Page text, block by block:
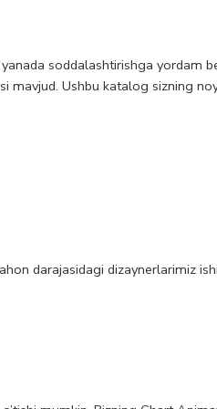
soddalashtirishga yordam
mavjud. Ushbu katalog sizning
darajasidagi dizaynerlarimiz